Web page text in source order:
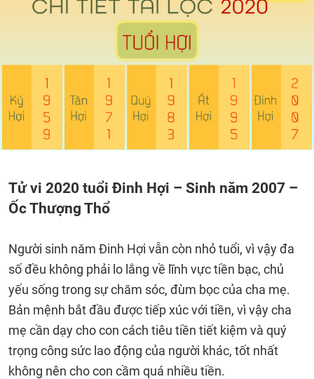
Tử vi 2020 tuổi Đinh Hợi – Sinh năm 2007 –
Ốc Thượng Thổ
Người sinh năm Đinh Hợi vẫn còn nhỏ tuổi, vì vậy đa
số đều không phải lo lắng về lĩnh vực tiền bạc, chủ
yếu sống trong sự chăm sóc, đùm bọc của cha mẹ.
Bản mệnh bắt đầu được tiếp xúc với tiền, vì vậy cha
mẹ cần dạy cho con cách tiêu tiền tiết kiệm và quý
trọng công sức lao động của người khác, tốt nhất
không nên cho con cầm quá nhiều tiền.